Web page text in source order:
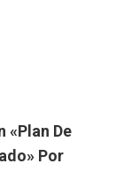
«plan De
Por